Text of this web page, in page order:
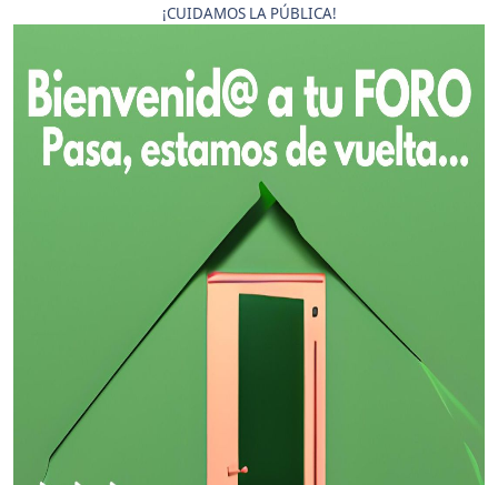
¡CUIDAMOS LA PÚBLICA!